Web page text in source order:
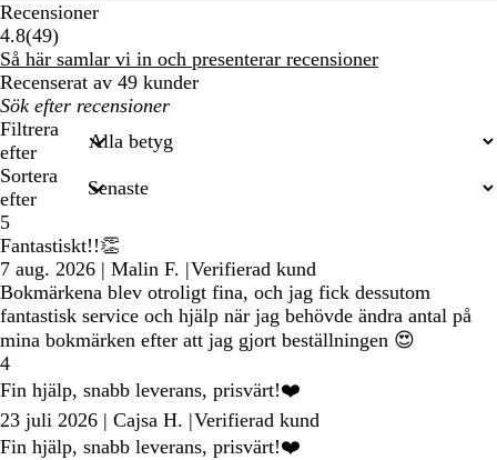
Recensioner
4.8(4949
recensioner
)
Så här samlar vi in och presenterar recensioner
Recenserat av 49 kunder
Mina
inmatade
sökningar
Filtrera
efter
Sortera
efter
5
Fantastiskt!!👏
7 aug. 2026 | Malin F. |Verifierad kund
Bokmärkena blev otroligt fina, och jag fick dessutom
fantastisk service och hjälp när jag behövde ändra antal på
mina bokmärken efter att jag gjort beställningen 😍
4
Fin hjälp, snabb leverans, prisvärt!❤️
23 juli 2026 | Cajsa H. |Verifierad kund
Fin hjälp, snabb leverans, prisvärt!❤️